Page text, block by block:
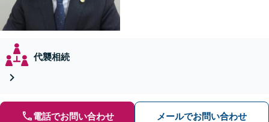
代襲相続
電話でお問い合わせ メールでお問い合わせ